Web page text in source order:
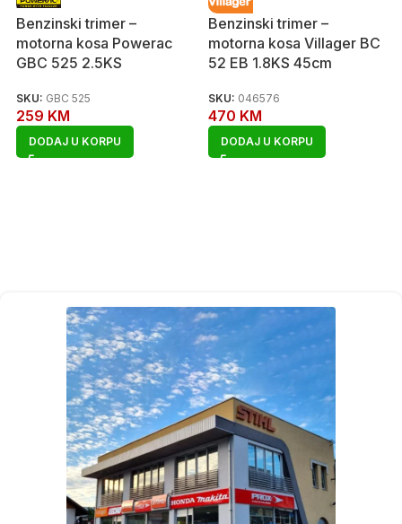
Benzinski trimer –
motorna kosa Powerac
GBC 525 2.5KS
SKU: GBC 525
259 KM
DODAJ U KORPU
Benzinski trimer –
motorna kosa Villager BC
52 EB 1.8KS 45cm
SKU: 046576
470 KM
DODAJ U KORPU